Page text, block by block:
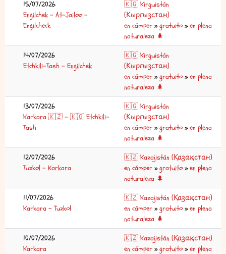
15/07/2026
Engilchek – At-Jailoo –
Engilcheck
🇰🇬 Kirguistán
(Кыргызстан)
en cámper »gratuito»en plena
naturaleza 🌲
14/07/2026
Etchkili-Tash – Engilchek
🇰🇬 Kirguistán
(Кыргызстан)
en cámper »gratuito»en plena
naturaleza 🌲
13/07/2026
Karkara 🇰🇿 – 🇰🇬 Etchkili-
Tash
🇰🇬 Kirguistán
(Кыргызстан)
en cámper »gratuito»en plena
naturaleza 🌲
12/07/2026
Tuzkol – Karkara
🇰🇿 Kazajistán (Қазақстан)
en cámper »gratuito»en plena
naturaleza 🌲
11/07/2026
Karkara – Tuzkol
🇰🇿 Kazajistán (Қазақстан)
en cámper »gratuito»en plena
naturaleza 🌲
10/07/2026
Karkara
🇰🇿 Kazajistán (Қазақстан)
en cámper »gratuito»en plena